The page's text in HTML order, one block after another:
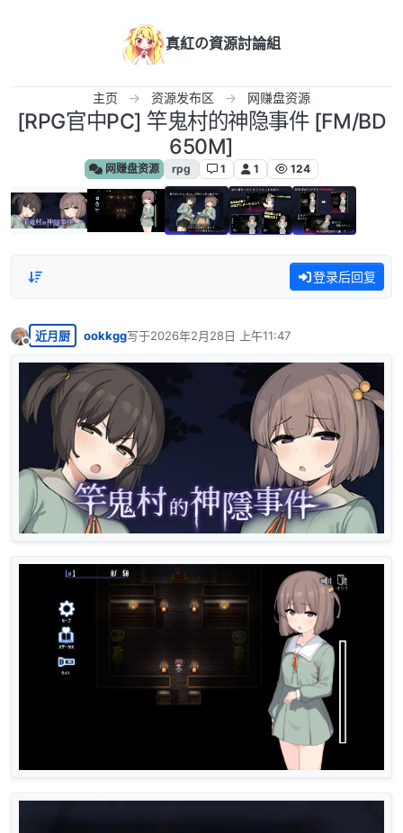
真紅の資源討論組
主页 资源发布区 网赚盘资源
[RPG官中PC] 竿鬼村的神隐事件 [FM/BD
650M]
网赚盘资源 rpg 1 1 124
登录后回复
离线
近月厨 ookkgg写于2026年2月28日 上午11:47
最后由 编辑